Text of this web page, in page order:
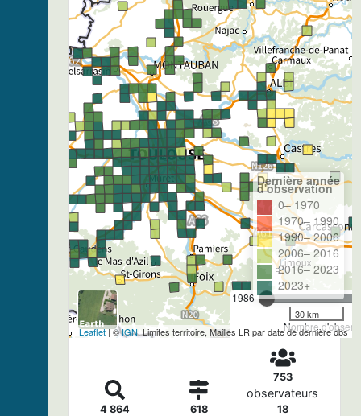
1986
Nombre
Dernière année
d'observation
0– 1970
1970– 1990
1990– 2006
2006– 2016
2016– 2023
2023+
30 km
Leaflet| ©IGN, Limites territoire, Mailles LR par date de dernière obs
4 864 618
753
observateurs
18